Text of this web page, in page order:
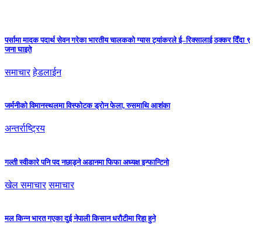
पर्सामा मादक पदार्थ सेवन गरेका भारतीय चालकको ग्यास ट्यांकरले ई–रिक्सालाई ठक्कर दिँदा ९
जना घाइते
समाचार हेडलाईन
जर्मनीको विमानस्थलमा विस्फोटक ड्रोन फेला, रुसमाथि आशंका
अन्तर्राष्ट्रिय
गल्ती स्वीकारे पनि पद नछाड्ने अडानमा फिफा अध्यक्ष इन्फान्टिनो
खेल समाचार समाचार
मल किन्न भारत गएका दुई नेपाली किसान धरौटीमा रिहा हुने